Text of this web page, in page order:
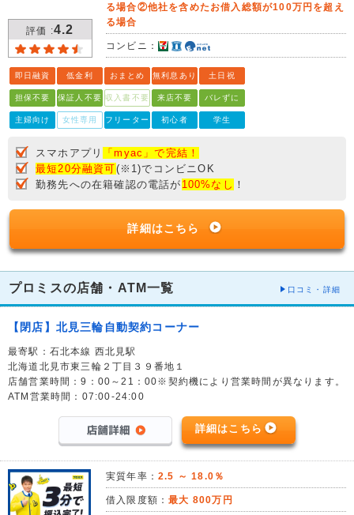
評価 :4.2
る場合②他社を含めたお借入総額が100万円を超え
る場合
コンビニ：
即日融資 低金利 おまとめ 無利息あり 土日祝
担保不要 保証人不要 収入書不要 来店不要 バレずに
主婦向け 女性専用 フリーター 初心者 学生
スマホアプリ
「myac」で完結！
最短20分融資可(※1)でコンビニOK
勤務先への在籍確認の電話が 100%なし ！
詳細はこちら
プロミスの店舗・ATM一覧 口コミ・詳細
【閉店】北見三輪自動契約コーナー
最寄駅：石北本線 西北見駅
北海道北見市東三輪２丁目３９番地１
店舗営業時間：9：00～21：00※契約機により営業時間が異なります。
ATM営業時間：07:00-24:00
詳細はこちら
実質年率： 2.5 ～ 18.0％
借入限度額：最大 800万円